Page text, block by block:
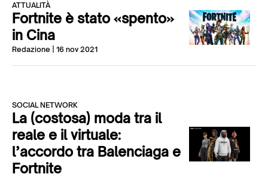
ATTUALITÀ
Fortnite è stato «spento»
in Cina
Redazione | 16 nov 2021
SOCIAL NETWORK
La (costosa) moda tra il
reale e il virtuale:
l’accordo tra Balenciaga e
Fortnite